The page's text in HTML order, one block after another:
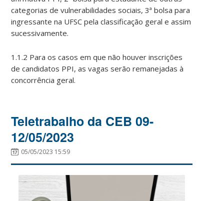
categorias de vulnerabilidades sociais, 3ª bolsa para
ingressante na UFSC pela classificação geral e assim
sucessivamente.
1.1.2 Para os casos em que não houver inscrições
de candidatos PPI, as vagas serão remanejadas à
concorrência geral.
Teletrabalho da CEB 09-
12/05/2023
05/05/2023 15:59